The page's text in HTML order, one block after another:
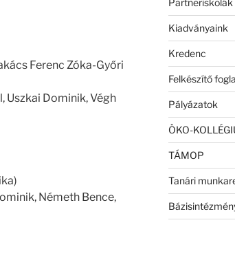
Ferenc Zóka-Győri
Uszkai Dominik, Végh
Németh Bence,
Partneriskolák
Kiadványaink
Kredenc
Felkészítő
Pályázatok
ÖKO-
TÁMOP
Tanári